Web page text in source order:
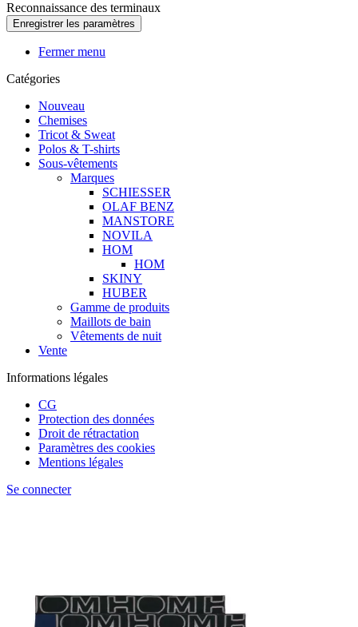
Reconnaissance des terminaux
Fermer menu
Catégories
Nouveau
Chemises
Tricot & Sweat
Polos & T-shirts
Sous-vêtements
Marques
SCHIESSER
OLAF BENZ
MANSTORE
NOVILA
HOM
HOM
SKINY
HUBER
Gamme de produits
Maillots de bain
Vêtements de nuit
Vente
Informations légales
CG
Protection des données
Droit de rétractation
Paramètres des cookies
Mentions légales
Se connecter